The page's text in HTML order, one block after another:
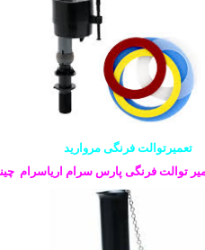
تعمیرتوالت فرنگی مروارید
توالت فرنگی پارس سرام اریاسرام